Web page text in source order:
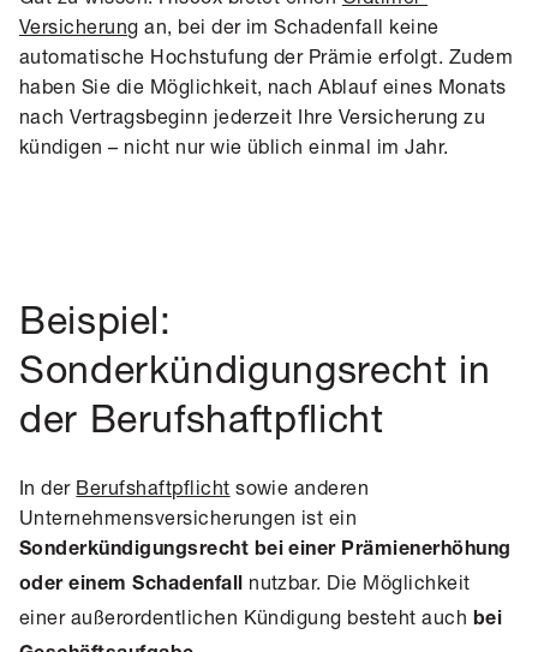
Versicherung an, bei der im Schadenfall keine
automatische Hochstufung der Prämie erfolgt. Zudem
haben Sie die Möglichkeit, nach Ablauf eines Monats
nach Vertragsbeginn jederzeit Ihre Versicherung zu
kündigen – nicht nur wie üblich einmal im Jahr.
Beispiel:
Sonderkündigungsrecht in
der Berufshaftpflicht
In der Berufshaftpflicht sowie anderen
Unternehmensversicherungen ist ein
Sonderkündigungsrecht bei einer Prämienerhöhung
oder einem Schadenfall nutzbar. Die Möglichkeit
einer außerordentlichen Kündigung besteht auch bei